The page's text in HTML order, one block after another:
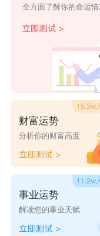
全方面了解你的命运
财富运势
分析你的财富高度
事业运势
解读您的事业天赋